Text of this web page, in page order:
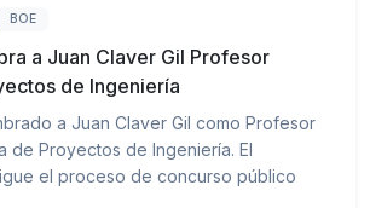
BOE
a Juan Claver Gil Profesor
de Ingeniería
a Juan Claver Gil como Profesor
de Proyectos de Ingeniería. El
el proceso de concurso público